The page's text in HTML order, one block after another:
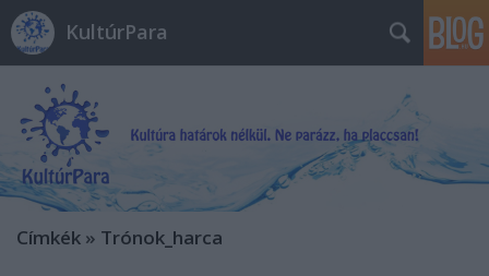
KultúrPara
Címkék » Trónok_harca